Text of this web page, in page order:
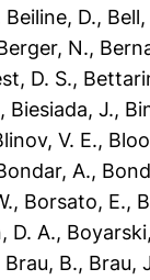
Beiline, D., Bell,
N.,
D. S.,
, Biesiada, J.,
V. E.,
A.,
, Borsato, E.,
D. A.,
Brau, B., Brau,